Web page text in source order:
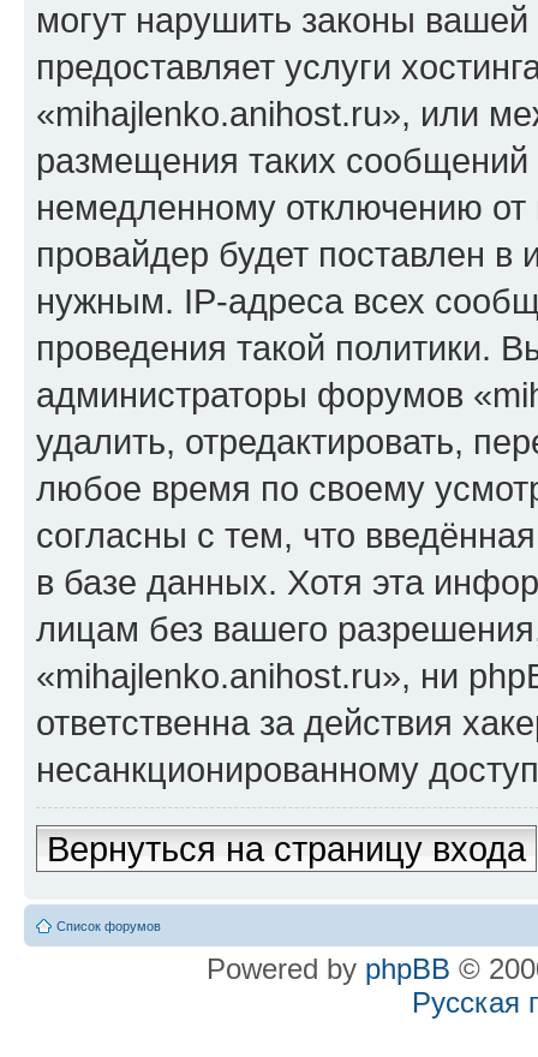
могут нарушить законы
предоставляет услуги
«mihajlenko.anihost.ru», или
размещения таких
немедленному отключению
провайдер будет поставлен в
нужным. IP-адреса всех
проведения такой политики.
администраторы форумов
удалить, отредактировать,
любое время по своему
согласны с тем, что
в базе данных. Хотя эта
лицам без вашего
«mihajlenko.anihost.ru», ни
ответственна за действия
несанкционированному
Вернуться на страницу входа
Список форумов
Powered by phpBB ©
Русская